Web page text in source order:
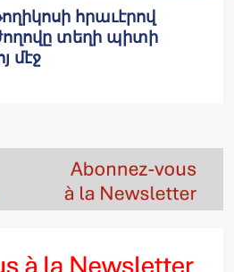
հրաւէրով
տեղի պիտի
մէջ